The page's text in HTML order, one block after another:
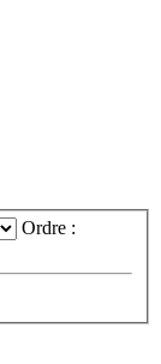
Ordre :